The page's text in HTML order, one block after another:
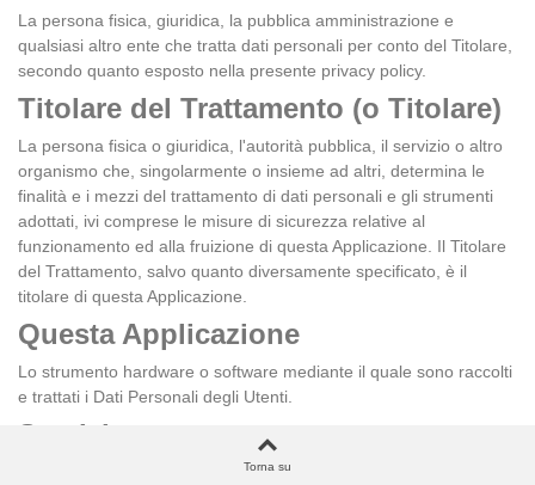
La persona fisica, giuridica, la pubblica amministrazione e
qualsiasi altro ente che tratta dati personali per conto del Titolare,
secondo quanto esposto nella presente privacy policy.
Titolare del Trattamento (o Titolare)
La persona fisica o giuridica, l'autorità pubblica, il servizio o altro
organismo che, singolarmente o insieme ad altri, determina le
finalità e i mezzi del trattamento di dati personali e gli strumenti
adottati, ivi comprese le misure di sicurezza relative al
funzionamento ed alla fruizione di questa Applicazione. Il Titolare
del Trattamento, salvo quanto diversamente specificato, è il
titolare di questa Applicazione.
Questa Applicazione
Lo strumento hardware o software mediante il quale sono raccolti
e trattati i Dati Personali degli Utenti.
Servizio
Il Servizio fornito da questa Applicazione così come definito nei
Torna su